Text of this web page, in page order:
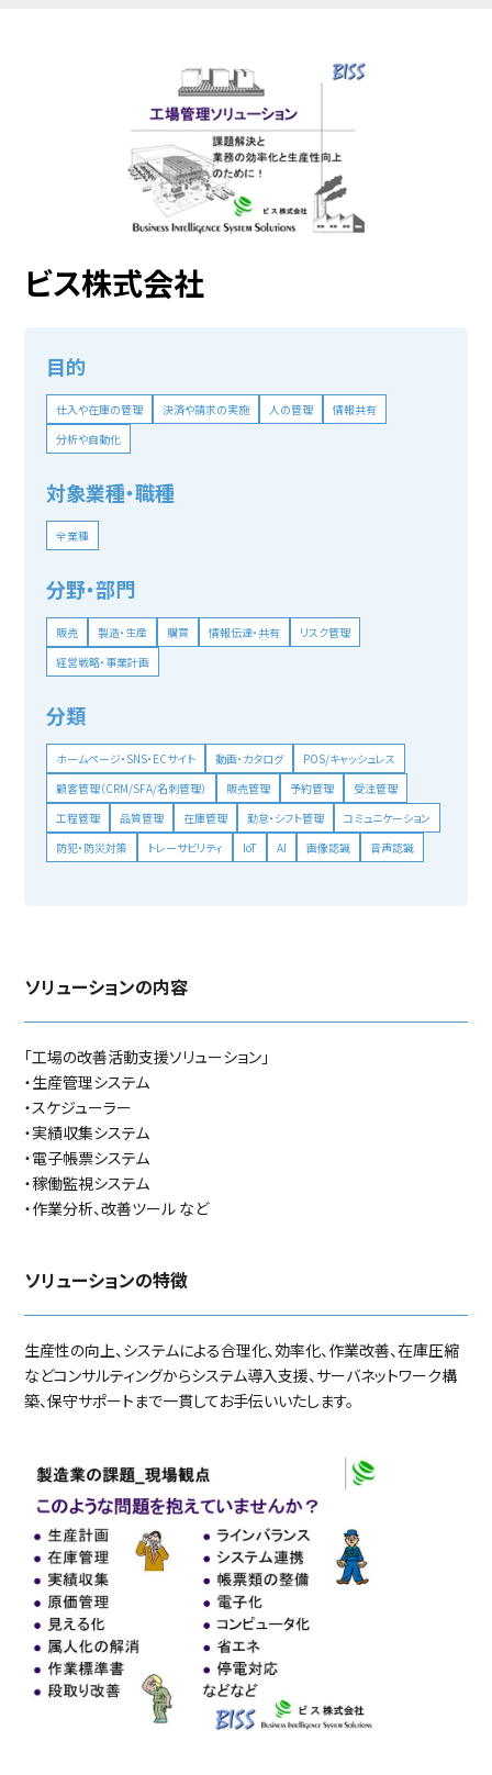
ビス株式会社
目的
仕入や在庫の管理 決済や請求の実施 人の管理
情報共有
分析や自動化
対象業種・職種
全業種
分野・部門
販売 製造・生産 購買 情報伝達・共有
リスク管理
経営戦略・事業計画
分類
ホームページ・SNS・ECサイト 動画・カタログ
POS/キャッシュレス
顧客管理（CRM/SFA/名刺管理）
販売管理 予約管理
受注管理
工程管理
品質管理 在庫管理 勤怠・シフト管理
コミュニケーション
防犯・防災対策
トレーサビリティ IoT AI 画像認識 音声認識
ソリューションの内容
「工場の改善活動支援ソリューション」
・生産管理システム
・スケジューラー
・実績収集システム
・電子帳票システム
・稼働監視システム
・作業分析、改善ツール など
ソリューションの特徴
生産性の向上、システムによる合理化、効率化、作業改善、在庫圧縮
などコンサルティングからシステム導入支援、サーバネットワーク構
築、保守サポートまで一貫してお手伝いいたします。